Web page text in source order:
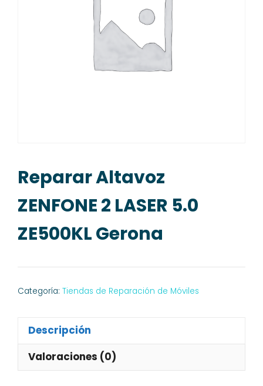
Reparar Altavoz
ZENFONE 2 LASER 5.0
ZE500KL Gerona
Categoría: Tiendas de Reparación de Móviles
Descripción
Valoraciones (0)